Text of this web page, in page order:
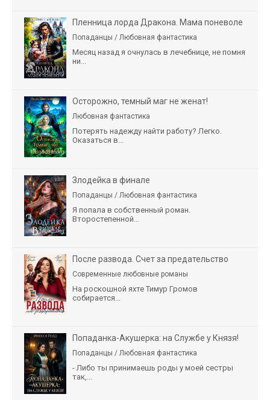
Пленница лорда Дракона. Мама поневоле
Попаданцы / Любовная фантастика
Месяц назад я очнулась в лечебнице, не помня
ни...
Осторожно, темный маг не женат!
Любовная фантастика
Потерять надежду найти работу? Легко.
Оказаться в...
Злодейка в финале
Попаданцы / Любовная фантастика
Я попала в собственный роман.
Второстепенной...
После развода. Счет за предательство
Современные любовные романы
На роскошной яхте Тимур Громов
собирается...
Попаданка-Акушерка: на Службе у Князя!
Попаданцы / Любовная фантастика
- Либо ты принимаешь роды у моей сестры
так,...